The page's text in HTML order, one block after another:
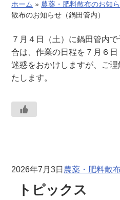
ホーム » 農薬・肥料散布のお知
散布のお知らせ（鍋田管内）
７月４日（土）に鍋田管内
合は、作業の日程を７月６
迷惑をおかけしますが、ご
たします。
2026年7月3日 農薬・肥料散
トピックス